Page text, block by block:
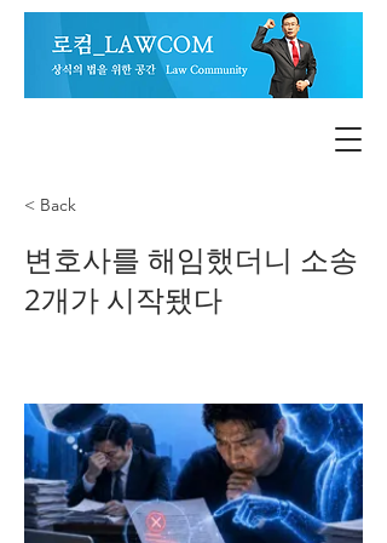
< Back
변호사를 해임했더니 소송
2개가 시작됐다